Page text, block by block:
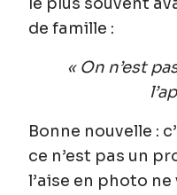
de famille :
« On n’est
Bonne nouvelle :
ce n’est pas un
l’aise en photo ne